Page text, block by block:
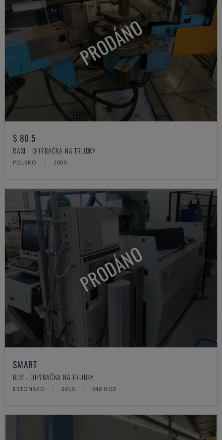
PRODÁNO
S 80.5
RASI - OHÝBAČKA NA TRUBKY
POLSKO 2009
PRODÁNO
SMART
BLM - OHÝBAČKA NA TRUBKY
ESTONSKO 2015 948 HOD